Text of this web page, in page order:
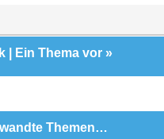
Ein Thema vor »
Themen…